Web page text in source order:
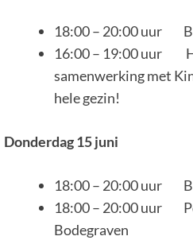
18:00 – 20:00 uur
16:00 – 19:00 uur
samenwerking met
hele gezin!
Donderdag 15 juni
18:00 – 20:00 uur
18:00 – 20:00 uur
Bodegraven